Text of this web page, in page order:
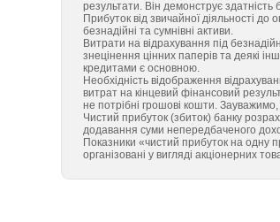
результати. Він демонструє здатність
Прибуток від звичайної діяльності
безнадійні та сумнівні активи.
Витрати на відрахування під
знецінення цінних паперів та деякі
кредитами є основною.
Необхідність відображення
витрат на кінцевий фінансовий
не потрібні грошові кошти.
Чистий прибуток (збиток) банку
додавання суми непередбаченого
Показники «чистий прибуток на одну
організовані у вигляді акціонерних